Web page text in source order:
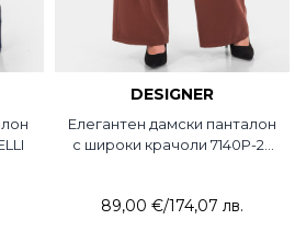
DESIGNER
Елегантен дамски панталон
с широки крачоли 7140P-22
89,00 €/174,07 лв.